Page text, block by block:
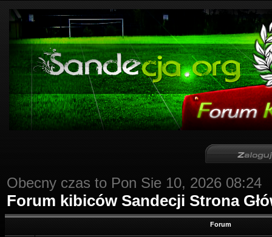
Obecny czas to Pon Sie 10, 2026 08:24
Forum kibiców Sandecji Strona
Forum